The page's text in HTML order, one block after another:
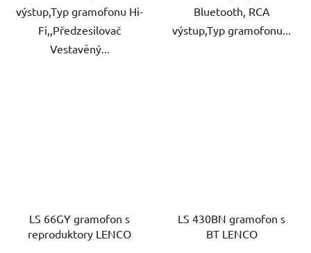
výstup,Typ gramofonu Hi-
Fi,,Předzesilovač
Vestavěný...
Bluetooth, RCA
výstup,Typ gramofonu...
LS 66GY gramofon s
reproduktory LENCO
LS 430BN gramofon s
BT LENCO